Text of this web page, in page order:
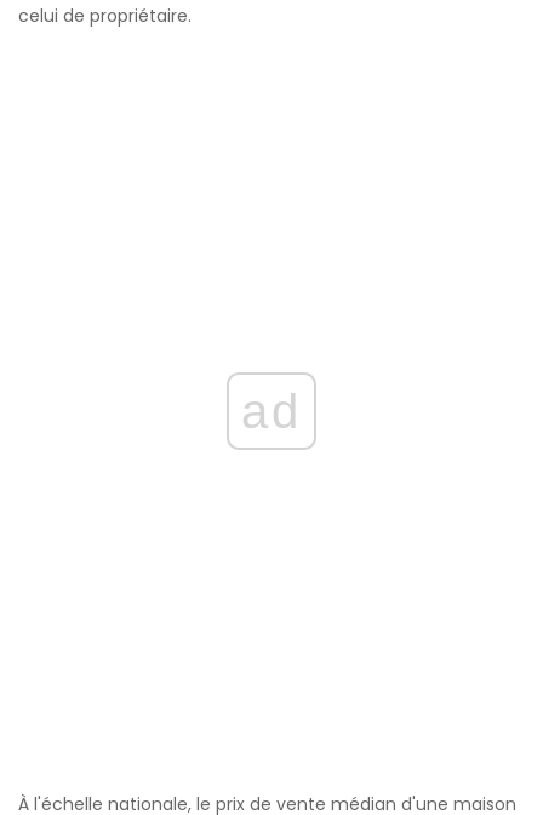
celui de propriétaire.
ad
À l'échelle nationale, le prix de vente médian d'une maison